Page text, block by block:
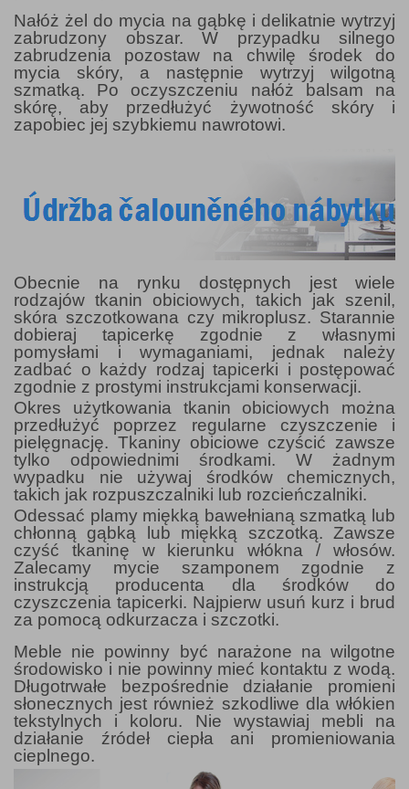
Nałóż żel do mycia na gąbkę i delikatnie wytrzyj
zabrudzony obszar. W przypadku silnego
zabrudzenia pozostaw na chwilę środek do
mycia skóry, a następnie wytrzyj wilgotną
szmatką. Po oczyszczeniu nałóż balsam na
skórę, aby przedłużyć żywotność skóry i
zapobiec jej szybkiemu nawrotowi.
Obecnie na rynku dostępnych jest wiele
rodzajów tkanin obiciowych, takich jak szenil,
skóra szczotkowana czy mikroplusz. Starannie
dobieraj tapicerkę zgodnie z własnymi
pomysłami i wymaganiami, jednak należy
zadbać o każdy rodzaj tapicerki i postępować
zgodnie z prostymi instrukcjami konserwacji.
Okres użytkowania tkanin obiciowych można
przedłużyć poprzez regularne czyszczenie i
pielęgnację. Tkaniny obiciowe czyścić zawsze
tylko odpowiednimi środkami. W żadnym
wypadku nie używaj środków chemicznych,
takich jak rozpuszczalniki lub rozcieńczalniki.
Odessać plamy miękką bawełnianą szmatką lub
chłonną gąbką lub miękką szczotką. Zawsze
czyść tkaninę w kierunku włókna / włosów.
Zalecamy mycie szamponem zgodnie z
instrukcją producenta dla środków do
czyszczenia tapicerki. Najpierw usuń kurz i brud
za pomocą odkurzacza i szczotki.
Meble nie powinny być narażone na wilgotne
środowisko i nie powinny mieć kontaktu z wodą.
Długotrwałe bezpośrednie działanie promieni
słonecznych jest również szkodliwe dla włókien
tekstylnych i koloru. Nie wystawiaj mebli na
działanie źródeł ciepła ani promieniowania
cieplnego.